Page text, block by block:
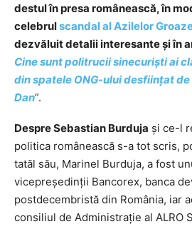
destul în presa românească, în
celebrulscandal al Azilelor
dezvăluit detalii interesante și în
Cine sunt politrucii sinecuriști ai
din spatele ONG-ului desființat
Dan”.
Despre Sebastian Burduja și ce-l
politica românească s-a tot scris,
tatăl său, Marinel Burduja, a fost
vicepreședinții Bancorex, banca
postdecembristă din România, iar
consiliul de Administrație al ALRO